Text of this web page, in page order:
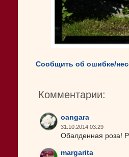
Сообщить об ошибке/
Комментарии:
oangara
31.10.2014 03:29
Обалденная роза!
margarita